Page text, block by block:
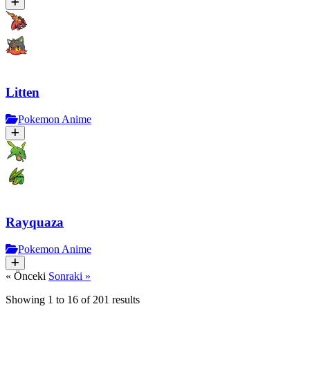
Litten
Pokemon Anime
Rayquaza
Pokemon Anime
« Önceki Sonraki »
Showing 1 to 16 of 201 results